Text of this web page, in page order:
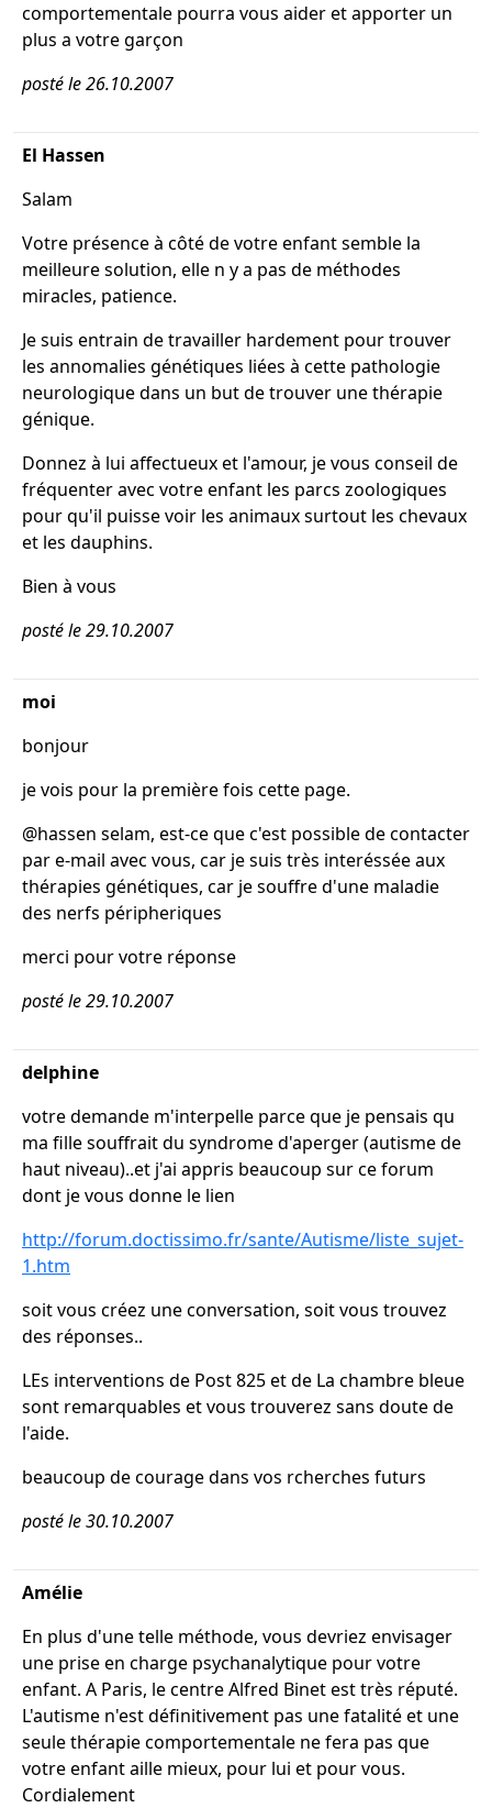
comportementale pourra vous aider et apporter un
plus a votre garçon
posté le 26.10.2007
El Hassen
Salam
Votre présence à côté de votre enfant semble la
meilleure solution, elle n y a pas de méthodes
miracles, patience.
Je suis entrain de travailler hardement pour trouver
les annomalies génétiques liées à cette pathologie
neurologique dans un but de trouver une thérapie
génique.
Donnez à lui affectueux et l'amour, je vous conseil de
fréquenter avec votre enfant les parcs zoologiques
pour qu'il puisse voir les animaux surtout les chevaux
et les dauphins.
Bien à vous
posté le 29.10.2007
moi
bonjour
je vois pour la première fois cette page.
@hassen selam, est-ce que c'est possible de contacter
par e-mail avec vous, car je suis très interéssée aux
thérapies génétiques, car je souffre d'une maladie
des nerfs péripheriques
merci pour votre réponse
posté le 29.10.2007
delphine
votre demande m'interpelle parce que je pensais qu
ma fille souffrait du syndrome d'aperger (autisme de
haut niveau)..et j'ai appris beaucoup sur ce forum
dont je vous donne le lien
http://forum.doctissimo.fr/sante/Autisme/liste_sujet-
1.htm
soit vous créez une conversation, soit vous trouvez
des réponses..
LEs interventions de Post 825 et de La chambre bleue
sont remarquables et vous trouverez sans doute de
l'aide.
beaucoup de courage dans vos rcherches futurs
posté le 30.10.2007
Amélie
En plus d'une telle méthode, vous devriez envisager
une prise en charge psychanalytique pour votre
enfant. A Paris, le centre Alfred Binet est très réputé.
L'autisme n'est définitivement pas une fatalité et une
seule thérapie comportementale ne fera pas que
votre enfant aille mieux, pour lui et pour vous.
Cordialement